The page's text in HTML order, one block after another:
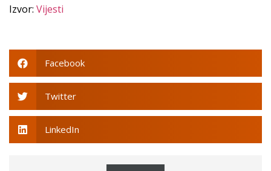
Izvor: Vijesti
Facebook
Twitter
LinkedIn